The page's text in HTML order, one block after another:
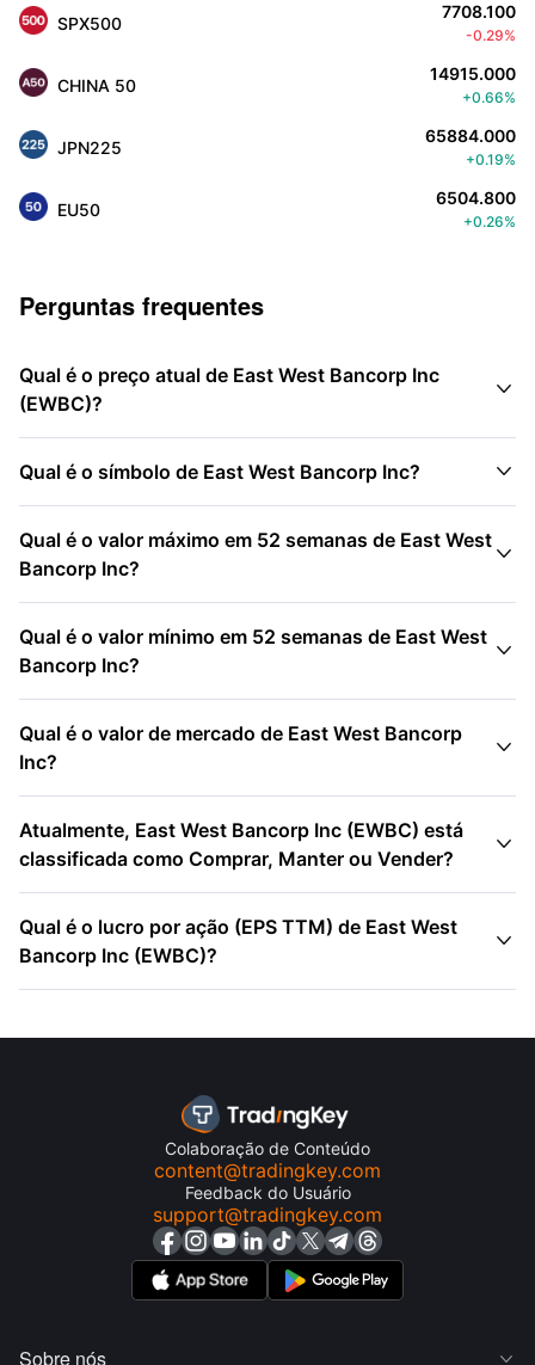
SPX500
7708.100
-0.29%
CHINA 50
14915.000
+0.66%
JPN225
65884.000
+0.19%
EU50
6504.800
+0.26%
Perguntas frequentes
Qual é o preço atual de East West Bancorp Inc
(EWBC)?

Qual é o símbolo de East West Bancorp Inc? 
Qual é o valor máximo em 52 semanas de East West
Bancorp Inc?

Qual é o valor mínimo em 52 semanas de East West
Bancorp Inc?

Qual é o valor de mercado de East West Bancorp
Inc?

Atualmente, East West Bancorp Inc (EWBC) está
classificada como Comprar, Manter ou Vender?

Qual é o lucro por ação (EPS TTM) de East West
Bancorp Inc (EWBC)?

Colaboração de Conteúdo
content@tradingkey.com
Feedback do Usuário
support@tradingkey.com
Sobre nós 